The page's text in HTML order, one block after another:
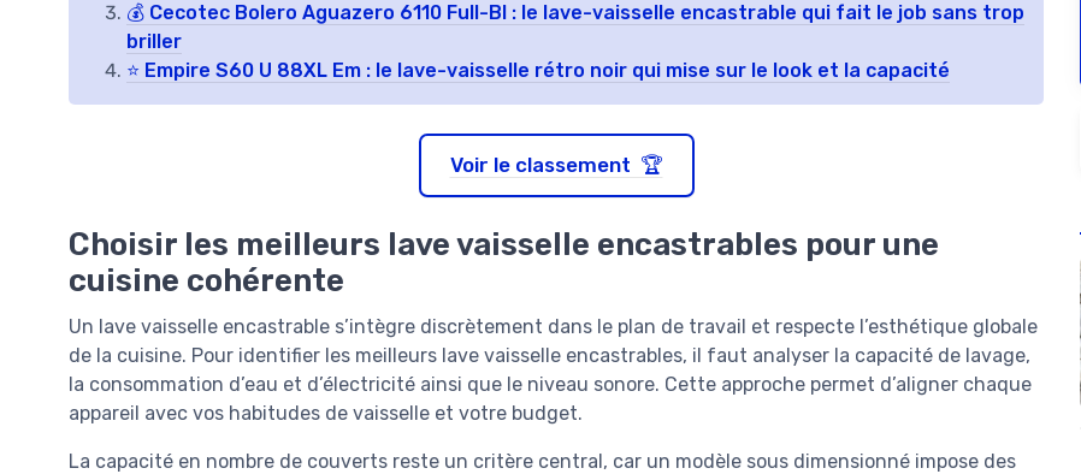
💰 Cecotec Bolero Aguazero 6110 Full-BI : le lave-vaisselle encastrable qui fait le job sans trop
briller
⭐ Empire S60 U 88XL Em : le lave-vaisselle rétro noir qui mise sur le look et la capacité
Voir le classement 🏆
Choisir les meilleurs lave vaisselle encastrables pour une
cuisine cohérente
Un lave vaisselle encastrable s’intègre discrètement dans le plan de travail et respecte l’esthétique globale
de la cuisine. Pour identifier les meilleurs lave vaisselle encastrables, il faut analyser la capacité de lavage,
la consommation d’eau et d’électricité ainsi que le niveau sonore. Cette approche permet d’aligner chaque
appareil avec vos habitudes de vaisselle et votre budget.
La capacité en nombre de couverts reste un critère central, car un modèle sous dimensionné impose des